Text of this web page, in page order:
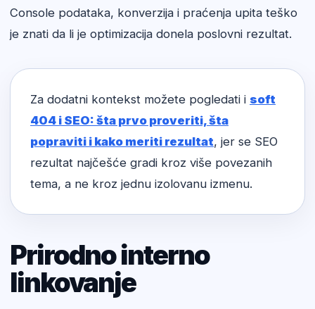
Console podataka, konverzija i praćenja upita teško
je znati da li je optimizacija donela poslovni rezultat.
Za dodatni kontekst možete pogledati i soft
404 i SEO: šta prvo proveriti, šta
popraviti i kako meriti rezultat, jer se SEO
rezultat najčešće gradi kroz više povezanih
tema, a ne kroz jednu izolovanu izmenu.
Prirodno interno
linkovanje